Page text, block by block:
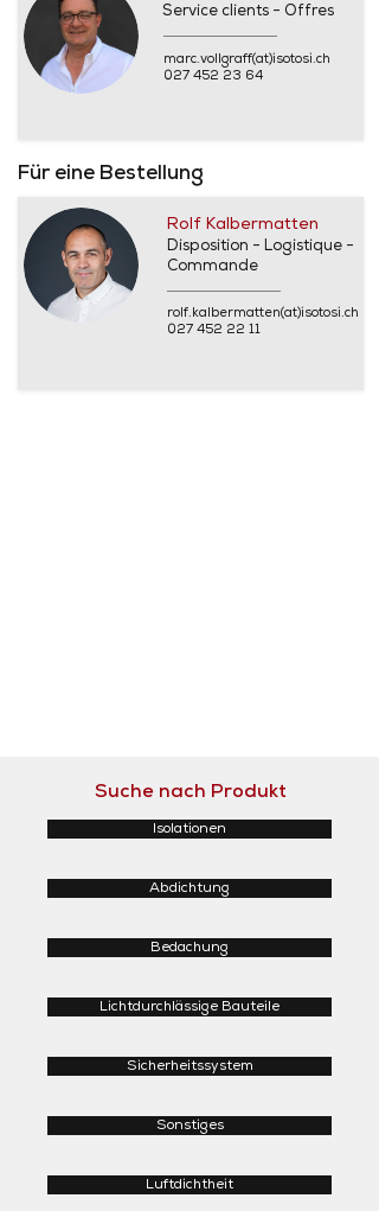
Service clients - Offres
marc.vollgraff(at)isotosi.ch
027 452 23 64
Für eine Bestellung
Rolf Kalbermatten
Disposition - Logistique -
Commande
rolf.kalbermatten(at)isotosi.ch
027 452 22 11
Suche nach Produkt
Isolationen
Abdichtung
Bedachung
Lichtdurchlässige Bauteile
Sicherheitssystem
Sonstiges
Luftdichtheit